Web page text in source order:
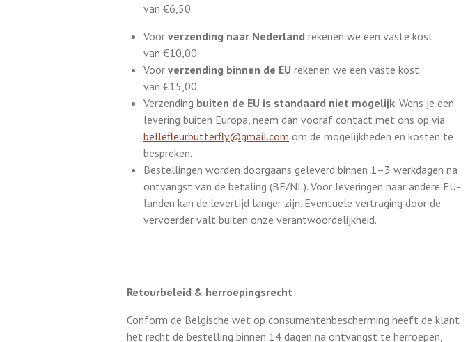
van €6,50.
Voor verzending naar Nederland rekenen we een vaste kost
van €10,00.
Voor verzending binnen de EU rekenen we een vaste kost
van €15,00.
Verzending buiten de EU is standaard niet mogelijk. Wens je een
levering buiten Europa, neem dan vooraf contact met ons op via
bellefleurbutterfly@gmail.com om de mogelijkheden en kosten te
bespreken.
Bestellingen worden doorgaans geleverd binnen 1–3 werkdagen na
ontvangst van de betaling (BE/NL). Voor leveringen naar andere EU-
landen kan de levertijd langer zijn. Eventuele vertraging door de
vervoerder valt buiten onze verantwoordelijkheid.
Retourbeleid & herroepingsrecht
Conform de Belgische wet op consumentenbescherming heeft de klant
het recht de bestelling binnen 14 dagen na ontvangst te herroepen,